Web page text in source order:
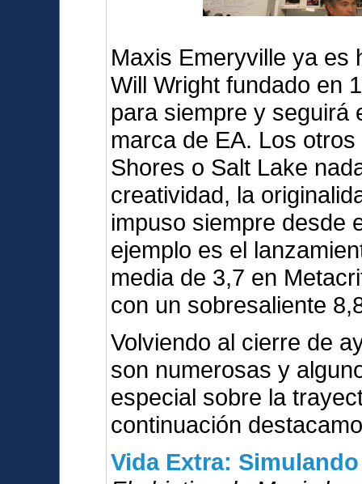
Maxis Emeryville ya es
Will Wright fundado en
para siempre y seguirá
marca de EA. Los
Shores o Salt Lake
creatividad, la
impuso siempre desde
ejemplo es el
media de 3,7 en
con un sobresaliente
Volviendo al cierre de
son numerosas y
especial sobre la
continuación
Vida Extra: